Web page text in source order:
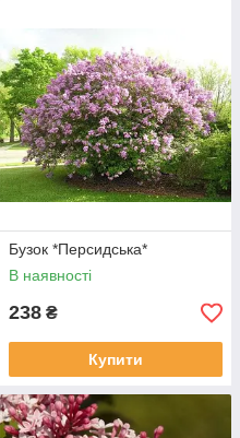
Бузок *Персидська*
В наявності
238 ₴
Купити